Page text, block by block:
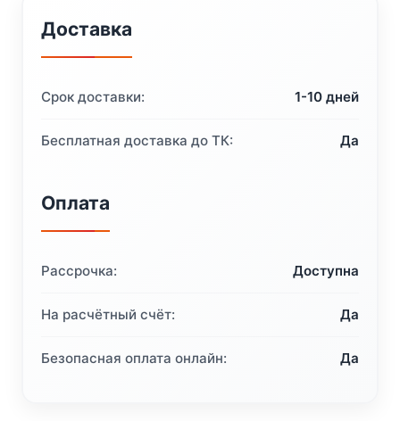
413
000 ₽.
Доставка
Срок доставки: 1-10 дней
Бесплатная доставка до ТК: Да
Оплата
Рассрочка: Доступна
На расчётный счёт: Да
Безопасная оплата онлайн: Да